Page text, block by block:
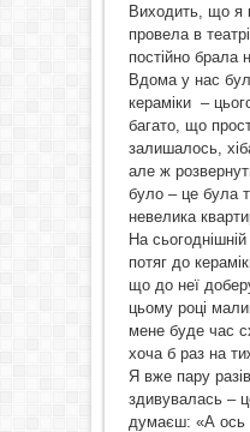
Виходить, що я
провела в
постійно брала
Вдома у нас
кераміки –
багато, що
залишалось,
але ж
було – це була
невелика
На
потяг до
що до неї
цьому році
мене буде час
хоча б раз на
Я вже пару
здивувалась –
думаєш: «А ось